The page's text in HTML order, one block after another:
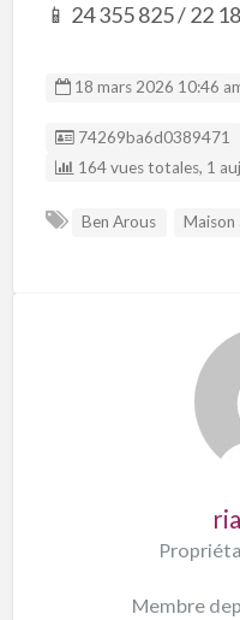
📱 24 355 825 / 22
18 mars 2026 10:46
Listing ID
74269ba6d0389471
164 vues totales, 1
Ben Arous Maison
Membre